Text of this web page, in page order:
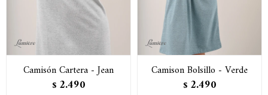
Camisón Cartera - Jean
$ 2.490
Camison Bolsillo - Verde
$ 2.490